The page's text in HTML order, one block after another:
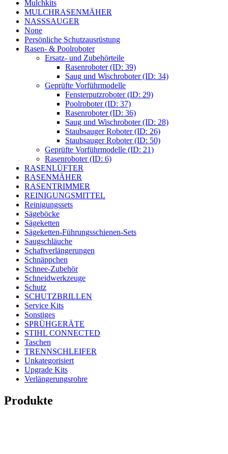
Mulchkits
MULCHRASENMÄHER
NASSSAUGER
None
Persönliche Schutzausrüstung
Rasen- & Poolroboter
Ersatz- und Zubehörteile
Rasenroboter (ID: 39)
Saug und Wischroboter (ID: 34)
Geprüfte Vorführmodelle
Fensterputzroboter (ID: 29)
Poolroboter (ID: 37)
Rasenroboter (ID: 36)
Saug und Wischroboter (ID: 28)
Staubsauger Roboter (ID: 26)
Staubsauger Roboter (ID: 50)
Geprüfte Vorführmodelle (ID: 21)
Rasenroboter (ID: 6)
RASENLÜFTER
RASENMÄHER
RASENTRIMMER
REINIGUNGSMITTEL
Reinigungssets
Sägeböcke
Sägeketten
Sägeketten-Führungsschienen-Sets
Saugschläuche
Schaftverlängerungen
Schnäppchen
Schnee-Zubehör
Schneidwerkzeuge
Schutz
SCHUTZBRILLEN
Service Kits
Sonstiges
SPRÜHGERÄTE
STIHL CONNECTED
Taschen
TRENNSCHLEIFER
Unkategorisiert
Upgrade Kits
Verlängerungsrohre
Produkte